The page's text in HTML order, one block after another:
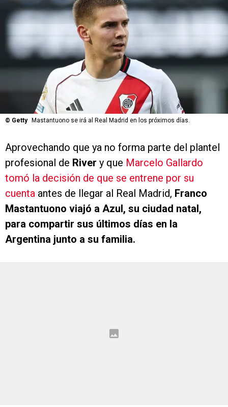
© Getty Mastantuono se irá al Real Madrid en los próximos días.
Aprovechando que ya no forma parte del plantel
profesional de River y que Marcelo Gallardo
tomó la decisión de que se entrene por su
cuenta antes de llegar al Real Madrid, Franco
Mastantuono viajó a Azul, su ciudad natal,
para compartir sus últimos días en la
Argentina junto a su familia.